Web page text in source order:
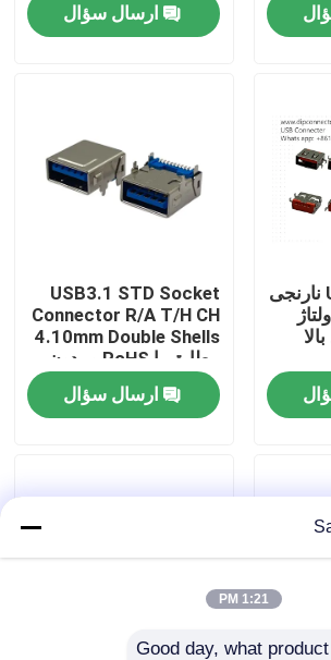
ارسال سؤال
رابط سوکت USB نارنجی
USB3.1 STD Socket
Connector R/A T/H CH
4.10mm Double Shells
مطابق با RoHS و بدون
هالوژن
ارسال سؤال
1:21 PM
Good day, what